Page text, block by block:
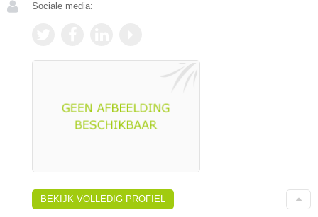
Sociale media:
BEKIJK VOLLEDIG PROFIEL